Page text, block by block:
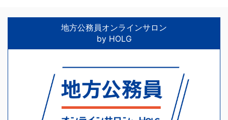
地方公務員オンラインサロン
by HOLG